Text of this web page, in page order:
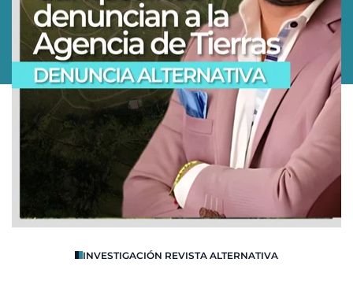
INVESTIGACIÓN REVISTA ALTERNATIVA